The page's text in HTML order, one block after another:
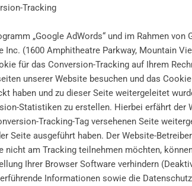
Tracking
„Google AdWords“ und im Rahmen
(1600 Amphitheatre Parkway, Mountain
für das Conversion-Tracking auf Ihrem
unserer Website besuchen und das
haben und zu dieser Seite weitergeleitet
Statistiken zu erstellen. Hierbei erfährt
Tracking-Tag versehenen Seite
Seite ausgeführt haben. Der Website-
nicht am Tracking teilnehmen möchten,
Ihrer Browser Software verhindern
Informationen sowie die